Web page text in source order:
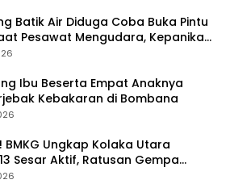
Batik Air Diduga Coba Buka Pintu
Pesawat Mengudara, Kepanikan
Kabin
Ibu Beserta Empat Anaknya
Kebakaran di Bombana
Ungkap Kolaka Utara
Sesar Aktif, Ratusan Gempa